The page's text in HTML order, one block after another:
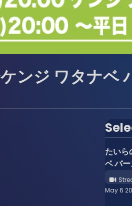
ンジ ワタナベ
たいら
ベ バ
May 6